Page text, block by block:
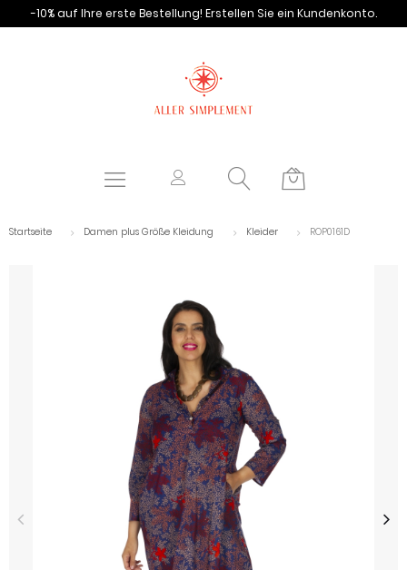
-10% auf Ihre erste Bestellung! Erstellen Sie ein Kundenkonto.
Startseite Damen plus Größe Kleidung Kleider ROP0161D